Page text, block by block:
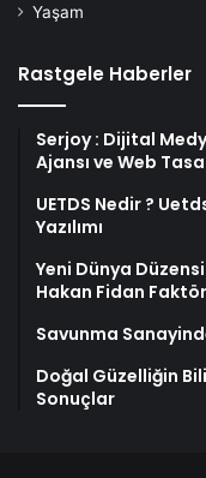
Yaşam
Rastgele Haberler
Serjoy : Dijital
Ajansı ve Web
UETDS Nedir ?
Yazılımı
Yeni Dünya
Hakan Fidan
Savunma
Doğal Güzelliğin
Sonuçlar